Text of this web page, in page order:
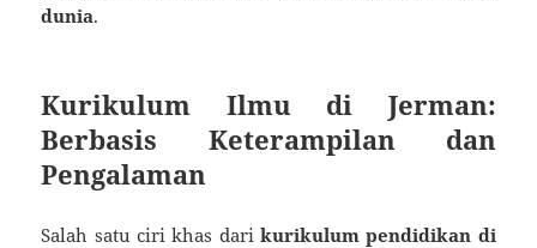
dunia.
Kurikulum Ilmu di Jerman:
Berbasis Keterampilan dan
Pengalaman
Salah satu ciri khas dari kurikulum pendidikan di